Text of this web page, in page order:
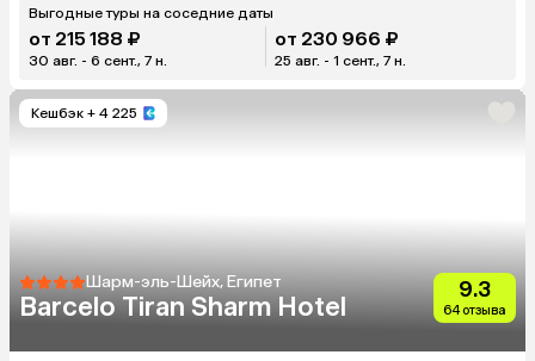
Выгодные туры на соседние даты
от 215 188 ₽
30 авг. - 6 сент., 7 н.
от 230 966 ₽
25 авг. - 1 сент., 7 н.
Кешбэк + 4 225
Шарм-эль-Шейх, Египет
Barcelo Tiran Sharm Hotel
9.3
64 отзыва